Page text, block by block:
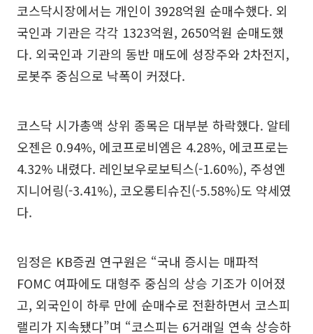
코스닥시장에서는 개인이 3928억원 순매수했다. 외
국인과 기관은 각각 1323억원, 2650억원 순매도했
다. 외국인과 기관의 동반 매도에 성장주와 2차전지,
로봇주 중심으로 낙폭이 커졌다.
코스닥 시가총액 상위 종목은 대부분 하락했다. 알테
오젠은 0.94%, 에코프로비엠은 4.28%, 에코프로는
4.32% 내렸다. 레인보우로보틱스(-1.60%), 주성엔
지니어링(-3.41%), 코오롱티슈진(-5.58%)도 약세였
다.
임정은 KB증권 연구원은 “국내 증시는 매파적
FOMC 여파에도 대형주 중심의 상승 기조가 이어졌
고, 외국인이 하루 만에 순매수로 전환하면서 코스피
랠리가 지속됐다”며 “코스피는 6거래일 연속 상승하